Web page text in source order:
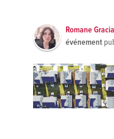
Romane Gracia
événement